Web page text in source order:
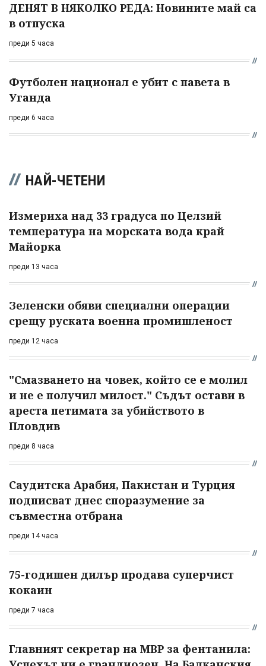
ДЕНЯТ В НЯКОЛКО РЕДА: Новините май са
в отпуска
преди 5 часа
Футболен национал е убит с павета в
Уганда
преди 6 часа
НАЙ-ЧЕТЕНИ
Измериха над 33 градуса по Целзий
температура на морската вода край
Майорка
преди 13 часа
Зеленски обяви специални операции
срещу руската военна промишленост
преди 12 часа
"Смазването на човек, който се е молил
и не е получил милост." Съдът остави в
ареста петимата за убийството в
Пловдив
преди 8 часа
Саудитска Арабия, Пакистан и Турция
подписват днес споразумение за
съвместна отбрана
преди 14 часа
75-годишен дилър продава суперчист
кокаин
преди 7 часа
Главният секретар на МВР за фентанила: